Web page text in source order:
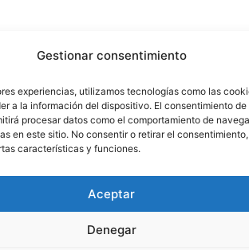
Gestionar consentimiento
experiencias, utilizamos tecnologías como las
a la información del dispositivo. El consentimiento de
procesar datos como el comportamiento de
en este sitio. No consentir o retirar el
características y funciones.
Aceptar
Denegar